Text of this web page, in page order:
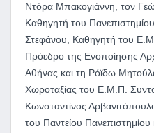
Ντόρα Μπακογιάννη, τον
Καθηγητή του
Στεφάνου, Καθηγητή του
Πρόεδρο της Ενοποίησης
Αθήνας και τη Ρόϊδω
Χωροταξίας του Ε.Μ.Π.
Κωνσταντίνος
του Παντείου Πανεπιστημίου